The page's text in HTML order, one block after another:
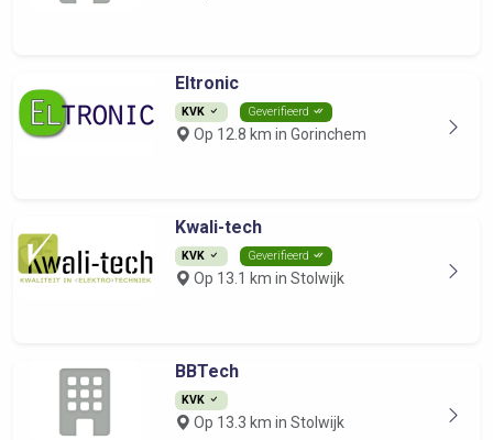
Eltronic
KVK Geverifieerd
Op 12.8 km in Gorinchem
Kwali-tech
KVK Geverifieerd
Op 13.1 km in Stolwijk
BBTech
KVK
Op 13.3 km in Stolwijk